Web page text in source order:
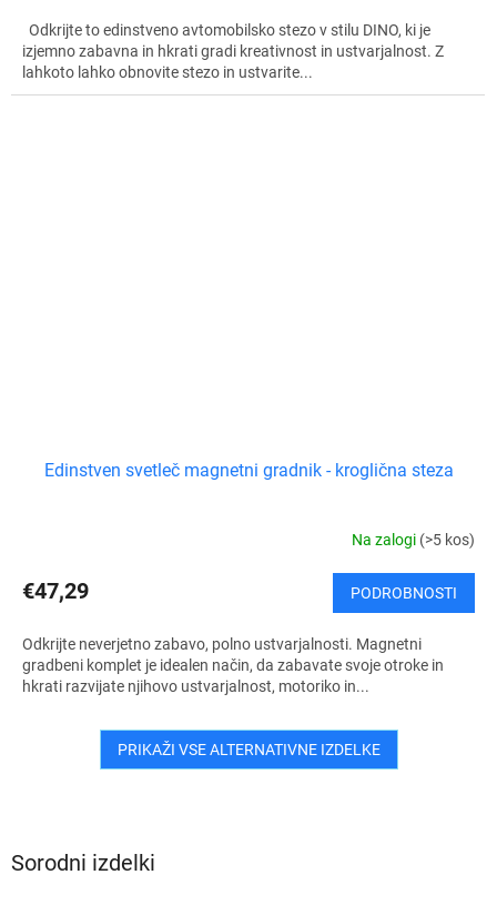
Sorodni izdelki
Odkrijte to edinstveno avtomobilsko stezo v stilu DINO, ki je
izjemno zabavna in hkrati gradi kreativnost in ustvarjalnost. Z
lahkoto lahko obnovite stezo in ustvarite...
Edinstven svetleč magnetni gradnik - kroglična steza
Na zalogi (>5 kos)
€47,29 PODROBNOSTI
Odkrijte neverjetno zabavo, polno ustvarjalnosti. Magnetni
gradbeni komplet je idealen način, da zabavate svoje otroke in
hkrati razvijate njihovo ustvarjalnost, motoriko in...
PRIKAŽI VSE ALTERNATIVNE IZDELKE